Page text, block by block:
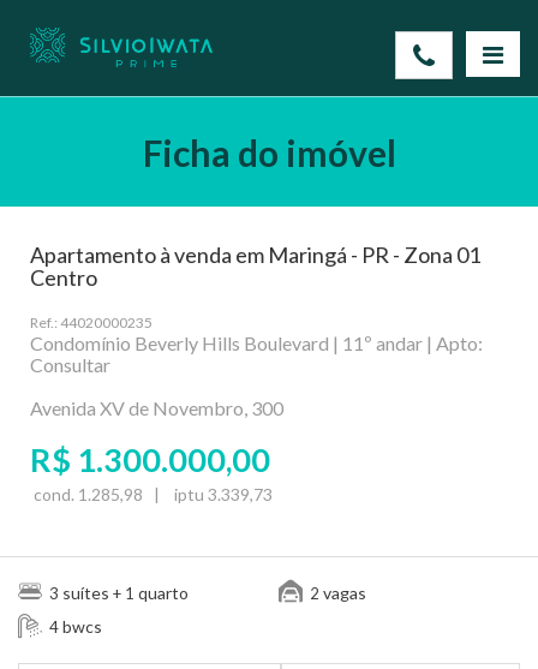
Ficha do imóvel
Apartamento à venda em Maringá - PR - Zona 01
Centro
Ref.: 44020000235
Condomínio Beverly Hills Boulevard | 11º andar | Apto:
Consultar
Avenida XV de Novembro, 300
R$ 1.300.000,00
cond. 1.285,98 | iptu 3.339,73
3 suítes + 1 quarto
4bwcs
2vagas